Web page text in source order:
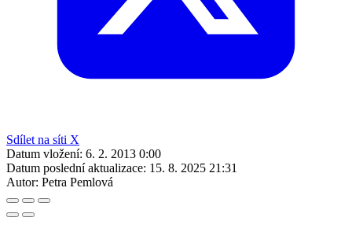
Sdílet na síti X
Datum vložení: 6. 2. 2013 0:00
Datum poslední aktualizace: 15. 8. 2025 21:31
Autor: Petra Pemlová